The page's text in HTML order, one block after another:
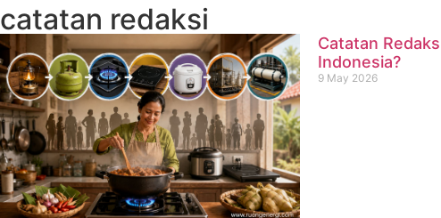
catatan redaksi
Catatan
Indonesia?
9 May 2026